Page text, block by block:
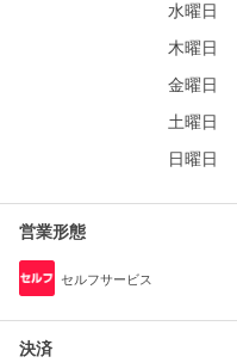
水曜日
木曜日
金曜日
土曜日
日曜日
営業形態
セルフサービス
決済